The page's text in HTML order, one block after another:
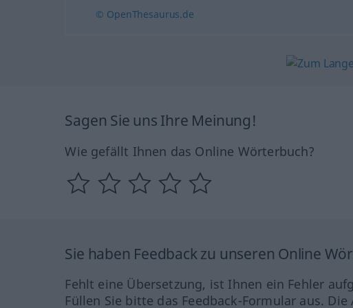
© OpenThesaurus.de
Sagen Sie uns Ihre Meinung!
Wie gefällt Ihnen das Online Wörterbuch?
Sie haben Feedback zu unseren Online
Fehlt eine Übersetzung, ist Ihnen ein Fehler
Füllen Sie bitte das Feedback-Formular aus.